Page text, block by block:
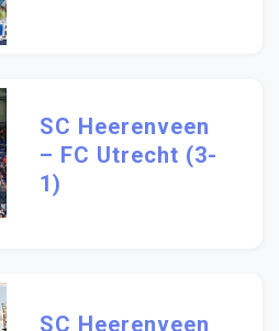
SC Heerenveen
– FC Utrecht (3-
1)
SC Heerenveen